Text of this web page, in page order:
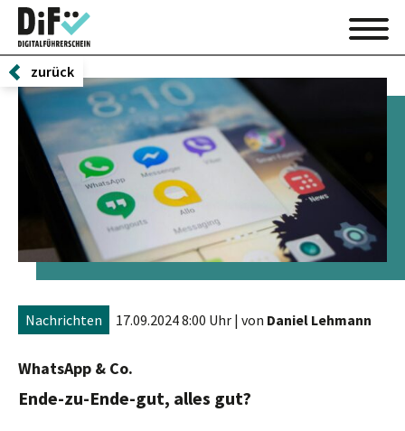
zurück
Nachrichten 17.09.2024 8:00 Uhr | von Daniel Lehmann
WhatsApp & Co.
Ende-zu-Ende-gut, alles gut?